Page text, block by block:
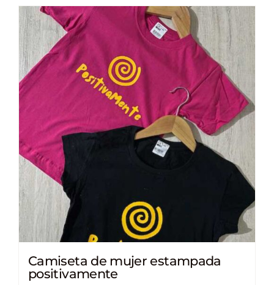
Camiseta de mujer estampada
positivamente